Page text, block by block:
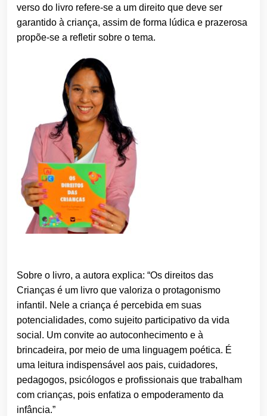
verso do livro refere-se a um direito que deve ser
garantido à criança, assim de forma lúdica e prazerosa
propõe-se a refletir sobre o tema.
Sobre o livro, a autora explica: “Os direitos das
Crianças é um livro que valoriza o protagonismo
infantil. Nele a criança é percebida em suas
potencialidades, como sujeito participativo da vida
social. Um convite ao autoconhecimento e à
brincadeira, por meio de uma linguagem poética. É
uma leitura indispensável aos pais, cuidadores,
pedagogos, psicólogos e profissionais que trabalham
com crianças, pois enfatiza o empoderamento da
infância.”